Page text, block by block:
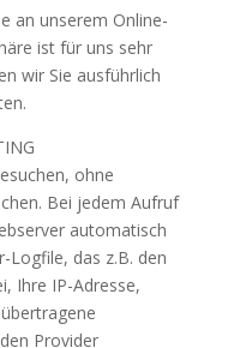
an unserem Online-
ist für uns sehr
wir Sie ausführlich
ohne
Bei jedem Aufruf
automatisch
Logfile, das z.B. den
Ihre IP-Adresse,
Provider